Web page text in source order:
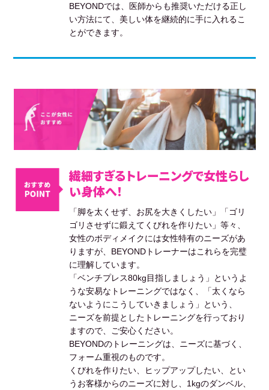
BEYONDでは、医師からも推奨いただける正し
い方法にて、美しい体を継続的に手に入れるこ
とができます。
繊細すぎるトレーニングで女性らし
い身体へ！
「脚を太くせず、お尻を大きくしたい」「ゴリ
ゴリさせずに鍛えてくびれを作りたい」等々、
女性のボディメイクには女性特有のニーズがあ
りますが、BEYONDトレーナーはこれらを完璧
に理解しています。
「ベンチプレス80kg目指しましょう」というよ
うな安易なトレーニングではなく、「太くなら
ないようにこうしていきましょう」という、
ニーズを前提としたトレーニングを行っており
ますので、ご安心ください。
BEYONDのトレーニングは、ニーズに基づく、
フォーム重視のものです。
くびれを作りたい、ヒップアップしたい、とい
うお客様からのニーズに対し、1kgのダンベル、